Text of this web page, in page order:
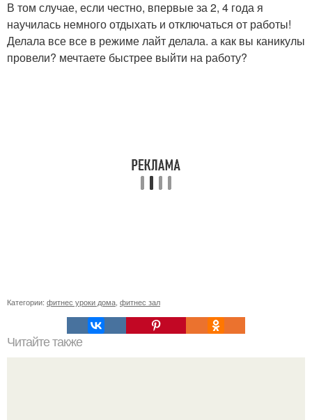
В том случае, если честно, впервые за 2, 4 года я
научилась немного отдыхать и отключаться от работы!
Делала все все в режиме лайт делала. а как вы каникулы
провели? мечтаете быстрее выйти на работу?
Категории: фитнес уроки дома, фитнес зал
Читайте также